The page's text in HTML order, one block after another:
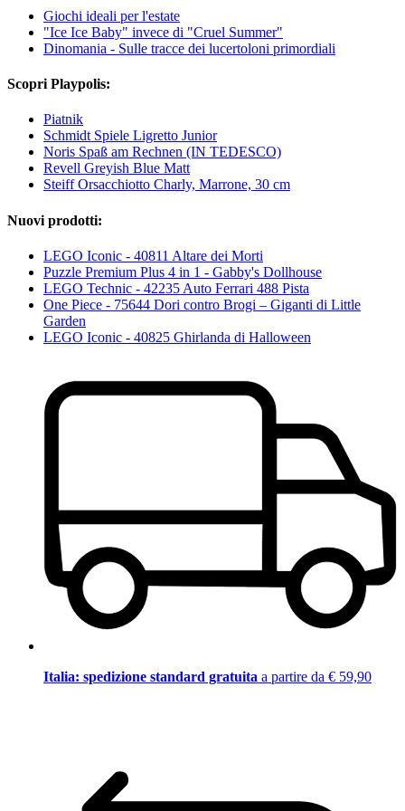
Giochi ideali per l'estate
"Ice Ice Baby" invece di "Cruel Summer"
Dinomania - Sulle tracce dei lucertoloni primordiali
Scopri Playpolis:
Piatnik
Schmidt Spiele Ligretto Junior
Noris Spaß am Rechnen (IN TEDESCO)
Revell Greyish Blue Matt
Steiff Orsacchiotto Charly, Marrone, 30 cm
Nuovi prodotti:
LEGO Iconic - 40811 Altare dei Morti
Puzzle Premium Plus 4 in 1 - Gabby's Dollhouse
LEGO Technic - 42235 Auto Ferrari 488 Pista
One Piece - 75644 Dori contro Brogi – Giganti di Little
Garden
LEGO Iconic - 40825 Ghirlanda di Halloween
Italia: spedizione standard gratuita a partire da € 59,90